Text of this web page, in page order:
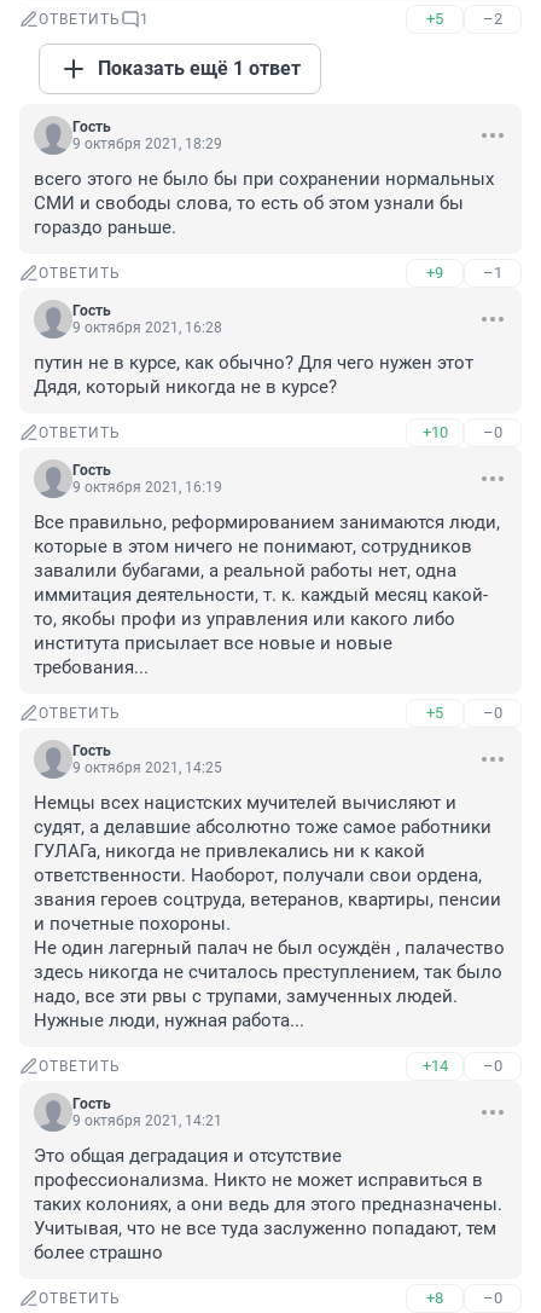
ОТВЕТИТЬ 1 +5 –2
Показать ещё 1 ответ
Гость
9 октября 2021, 18:29
всего этого не было бы при сохранении нормальных
СМИ и свободы слова, то есть об этом узнали бы
гораздо раньше.
ОТВЕТИТЬ +9 –1
Гость
9 октября 2021, 16:28
путин не в курсе, как обычно? Для чего нужен этот
Дядя, который никогда не в курсе?
ОТВЕТИТЬ +10 –0
Гость
9 октября 2021, 16:19
Все правильно, реформированием занимаются люди,
которые в этом ничего не понимают, сотрудников
завалили бубагами, а реальной работы нет, одна
иммитация деятельности, т. к. каждый месяц какой-
то, якобы профи из управления или какого либо
института присылает все новые и новые
требования...
ОТВЕТИТЬ +5 –0
Гость
9 октября 2021, 14:25
Немцы всех нацистских мучителей вычисляют и
судят, а делавшие абсолютно тоже самое работники
ГУЛАГа, никогда не привлекались ни к какой
ответственности. Наоборот, получали свои ордена,
звания героев соцтруда, ветеранов, квартиры, пенсии
и почетные похороны.
Не один лагерный палач не был осуждён , палачество
здесь никогда не считалось преступлением, так было
надо, все эти рвы с трупами, замученных людей.
Нужные люди, нужная работа...
ОТВЕТИТЬ +14 –0
Гость
9 октября 2021, 14:21
Это общая деградация и отсутствие
профессионализма. Никто не может исправиться в
таких колониях, а они ведь для этого предназначены.
Учитывая, что не все туда заслуженно попадают, тем
более страшно
ОТВЕТИТЬ +8 –0